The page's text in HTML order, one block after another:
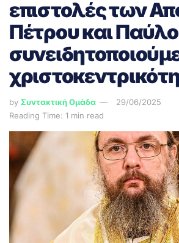
επιστολές των
Πέτρου και
by Συντακτική Ομάδα
29/06/2025
Reading Time: 1 min read